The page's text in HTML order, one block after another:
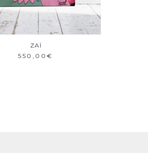
ZAÏ
550,00€
AJOUTER AU PANIER